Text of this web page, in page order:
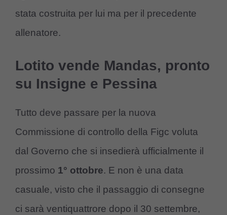
stata costruita per lui ma per il precedente
allenatore.
Lotito vende Mandas, pronto
su Insigne e Pessina
Tutto deve passare per la nuova
Commissione di controllo della Figc voluta
dal Governo che si insedierà ufficialmente il
prossimo 1° ottobre. E non è una data
casuale, visto che il passaggio di consegne
ci sarà ventiquattrore dopo il 30 settembre,